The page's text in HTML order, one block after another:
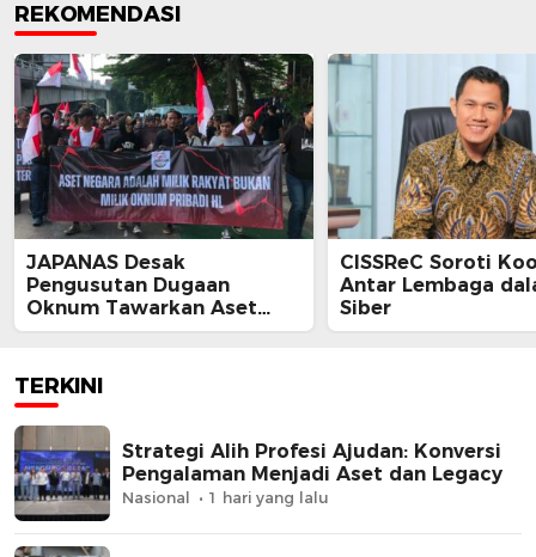
REKOMENDASI
JAPANAS Desak
Pengusutan Dugaan
Oknum Tawarkan Aset
Negara, Minta Pemerintah
CISSReC Soroti
Antar Lembaga
Siber
TERKINI
Strategi Alih Profesi Ajudan: Konversi
Pengalaman Menjadi Aset dan Legacy
Nasional 1 hari yang lalu